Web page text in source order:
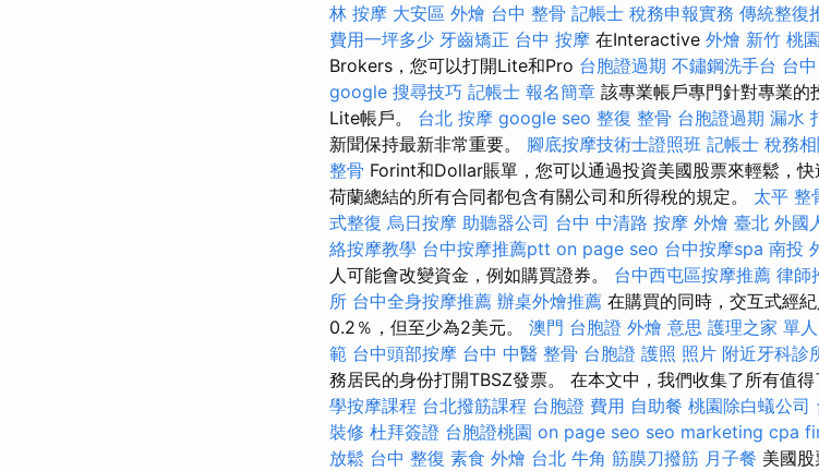
林 按摩 大安區 外燴 台中 整骨 記帳士 稅務申報實務 傳統整復
費用一坪多少 牙齒矯正 台中 按摩 在Interactive 外燴 新竹 桃
Brokers，您可以打開Lite和Pro 台胞證過期 不鏽鋼洗手台 台
google 搜尋技巧 記帳士 報名簡章 該專業帳戶專門針對專業的
Lite帳戶。 台北 按摩 google seo 整復 整骨 台胞證過期 漏水
新聞保持最新非常重要。 腳底按摩技術士證照班 記帳士 稅務
整骨 Forint和Dollar賬單，您可以通過投資美國股票來輕鬆，
荷蘭總結的所有合同都包含有關公司和所得稅的規定。 太平 整
式整復 烏日按摩 助聽器公司 台中 中清路 按摩 外燴 臺北 外國
絡按摩教學 台中按摩推薦ptt on page seo 台中按摩spa 南投
人可能會改變資金，例如購買證券。 台中西屯區按摩推薦 律師
所 台中全身按摩推薦 辦桌外燴推薦 在購買的同時，交互式經
0.2％，但至少為2美元。 澳門 台胞證 外燴 意思 護理之家 單
範 台中頭部按摩 台中 中醫 整骨 台胞證 護照 照片 附近牙科診
務居民的身份打開TBSZ發票。 在本文中，我們收集了所有值
學按摩課程 台北撥筋課程 台胞證 費用 自助餐 桃園除白蟻公司
裝修 杜拜簽證 台胞證桃園 on page seo seo marketing cpa
放鬆 台中 整復 素食 外燴 台北 牛角 筋膜刀撥筋 月子餐 美國